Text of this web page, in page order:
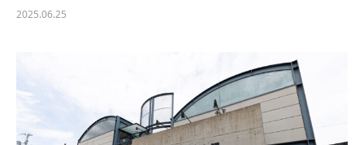
2025.06.25